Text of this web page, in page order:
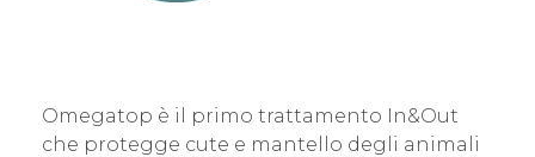
Omegatop è il primo trattamento In&Out
che protegge cute e mantello degli animali